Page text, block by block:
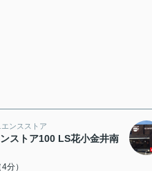
エンスストア
ストア100 LS花小金井南
分）